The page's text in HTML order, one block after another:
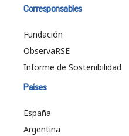
Corresponsables
Fundación
ObservaRSE
Informe de Sostenibilidad
Países
España
Argentina